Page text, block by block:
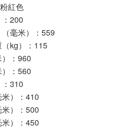
紅色
200
毫米）：559
kg）：115
：960
：560
310
）：410
）：500
）：450